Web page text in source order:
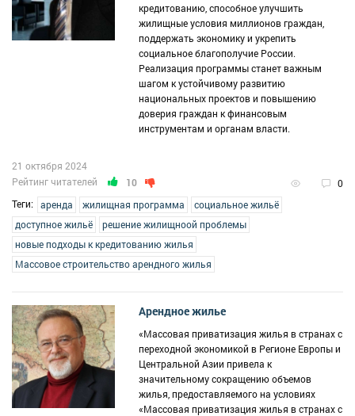
кредитованию, способное улучшить
жилищные условия миллионов граждан,
поддержать экономику и укрепить
социальное благополучие России.
Реализация программы станет важным
шагом к устойчивому развитию
национальных проектов и повышению
доверия граждан к финансовым
инструментам и органам власти.
Рейтинг читателей 10 0
21 октября 2024
Теги: аренда жилищная программа
социальное жильё
доступное жильё
решение жилищноой проблемы
новые подходы к кредитованию жилья
Массовое строительство арендного жилья
Арендное жилье
«Массовая приватизация жилья в странах с
переходной экономикой в Регионе Европы и
Центральной Азии привела к
значительному сокращению объемов
жилья, предоставляемого на условиях
«Массовая приватизация жилья в странах с